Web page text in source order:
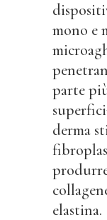
mono e
parte
derma
elastina.